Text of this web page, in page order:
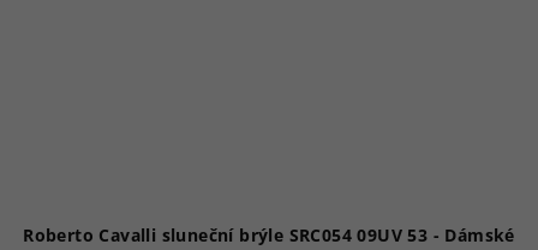
Roberto Cavalli sluneční brýle SRC054 09UV 53 - Dámské